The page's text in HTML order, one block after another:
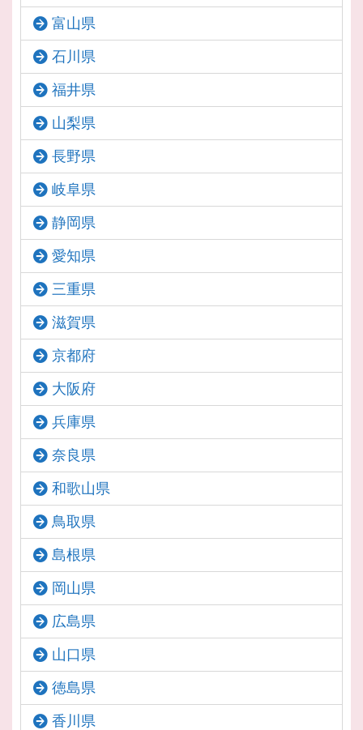
富山県
石川県
福井県
山梨県
長野県
岐阜県
静岡県
愛知県
三重県
滋賀県
京都府
大阪府
兵庫県
奈良県
和歌山県
鳥取県
島根県
岡山県
広島県
山口県
徳島県
香川県